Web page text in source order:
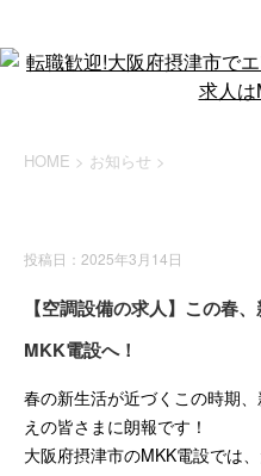
HOME > お知らせ >
投稿日：2025年3月14日
【空調設備の求人】この春
MKK電設へ！
春の新生活が近づくこの時期
えの皆さまに朗報です！
大阪府摂津市のMKK電設では